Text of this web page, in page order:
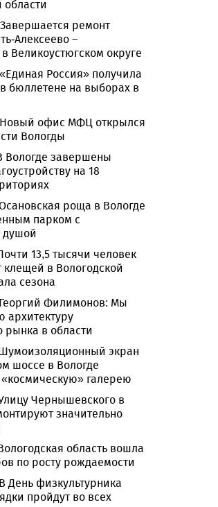
области
Завершается ремонт
Алексеево –
Великоустюгском округе
«Единая Россия» получила
бюллетене на выборах в
Новый офис МФЦ открылся
Вологды
Вологде завершены
на 18
роща в Вологде
парком с
душой
13,5 тысячи человек
клещей в Вологодской
сезона
Георгий Филимонов: Мы
архитектуру
рынка в области
экран
шоссе в Вологде
галерею
Чернышевского в
значительно
область вошла
по росту рождаемости
В День физкультурника
пройдут во всех